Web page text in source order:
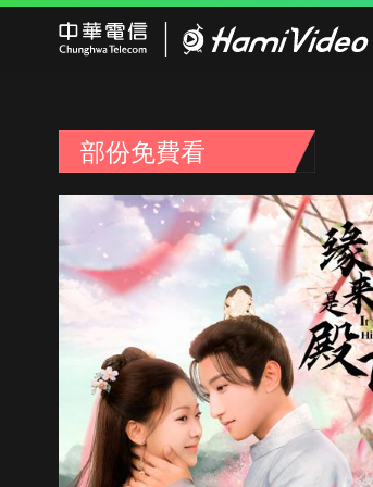
部份免費看